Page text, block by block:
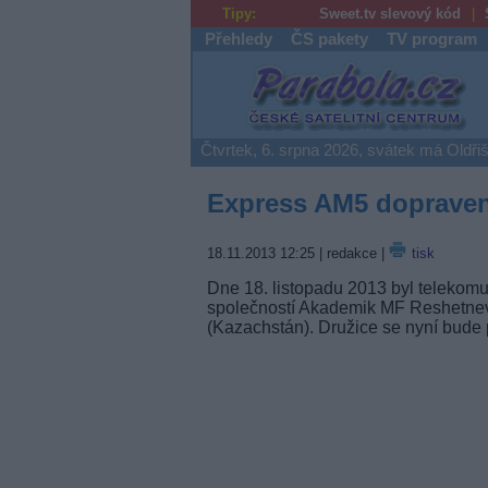
Tipy: Sweet.tv slevový kód
Přehledy ČS pakety TV program
Parabola.cz
Čtvrtek, 6. srpna 2026, svátek má
Express AM5
18.11.2013 12:25| redakce | tisk
Dne 18. listopadu 2013 byl
společností Akademik MF
(Kazachstán). Družice se nyní bude